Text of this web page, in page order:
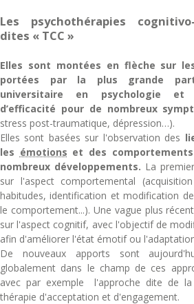
Les psychothérapies
dites « TCC »
Elles sont montées en flèche sur
portées par la plus grande
universitaire en psychologie et
d’efficacité pour de nombreux
stress post-traumatique, dépression…).
Elles sont basées sur l'observation des
les émotions et des comportements
nombreux développements. La
sur l'aspect comportemental
habitudes, identification et modification
le comportement...). Une vague plus
sur l'aspect cognitif, avec l'objectif de
afin d'améliorer l'état émotif ou
De nouveaux apports sont
globalement dans le champ de ces
avec par exemple l'approche dite de
thérapie d'acceptation et d'engagement.